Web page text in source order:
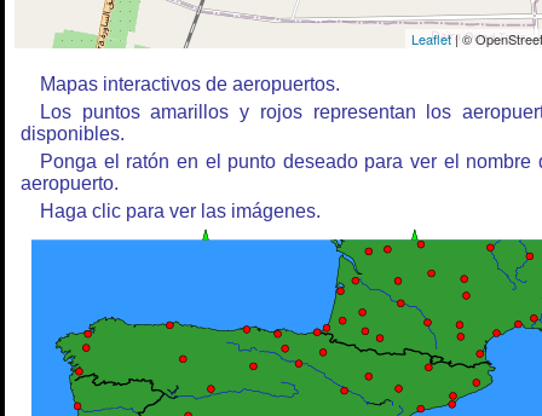
Leaflet| ©
Mapas interactivos de aeropuertos.
Los puntos amarillos y rojos representan los
disponibles.
Ponga el ratón en el punto deseado para ver el nombre
aeropuerto.
Haga clic para ver las imágenes.